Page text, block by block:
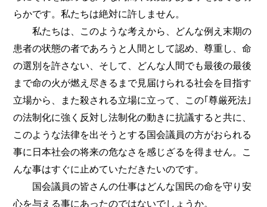
らかです。私たちは絶対に許しません。
私たちは、このような考えから、どんな例え末期の
患者の状態の者であろうと人間として認め、尊重し、命
の選別を許さない、そして、どんな人間でも最後の最後
まで命の火が燃え尽きるまで見届けられる社会を目指す
立場から、また殺される立場に立って、この｢尊厳死法｣
の法制化に強く反対し法制化の動きに抗議すると共に、
このような法律を出そうとする国会議員の方がおられる
事に日本社会の将来の危なさを感じざるを得ません。こ
んな事はすぐに止めていただきたいのです。
国会議員の皆さんの仕事はどんな国民の命を守り安
心を与える事にあったのではないでしょうか。